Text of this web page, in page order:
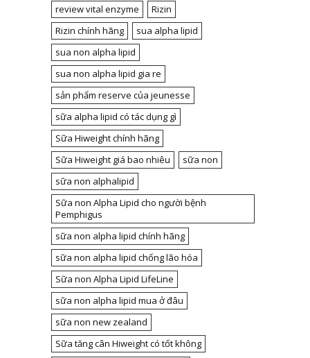
review vital enzyme
Rizin
Rizin chính hãng
sua alpha lipid
sua non alpha lipid
sua non alpha lipid gia re
sản phẩm reserve của jeunesse
sữa alpha lipid có tác dụng gì
Sữa Hiweight chính hãng
Sữa Hiweight giá bao nhiêu
sữa non
sữa non alphalipid
Sữa non Alpha Lipid cho người bệnh
Pemphigus
sữa non alpha lipid chính hãng
sữa non alpha lipid chống lão hóa
Sữa non Alpha Lipid LifeLine
sữa non alpha lipid mua ở đâu
sữa non new zealand
Sữa tăng cân Hiweight có tốt không